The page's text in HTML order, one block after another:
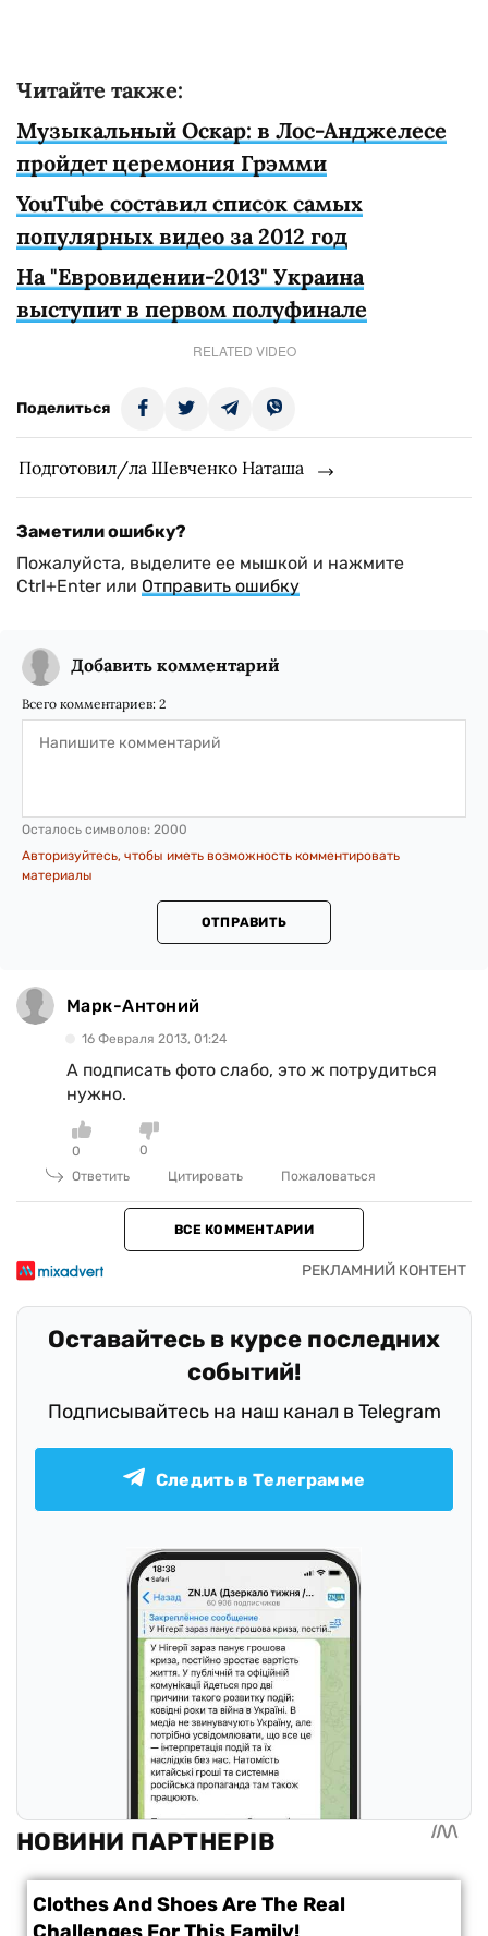
Читайте также:
Музыкальный Оскар: в Лос-Анджелесе
пройдет церемония Грэмми
YouTube составил список самых
популярных видео за 2012 год
На "Евровидении-2013" Украина
выступит в первом полуфинале
RELATED VIDEO
Поделиться
Подготовил/ла Шевченко Наташа
Заметили ошибку?
Пожалуйста, выделите ее мышкой и нажмите
Ctrl+Enter или Отправить ошибку
Добавить комментарий
Всего комментариев: 2
Осталось символов: 2000
Авторизуйтесь, чтобы иметь возможность комментировать
материалы
ОТПРАВИТЬ
Марк-Антоний
16 Февраля 2013, 01:24
А подписать фото слабо, это ж потрудиться
нужно.
0
0
Ответить
Цитировать Пожаловаться
ВСЕ КОММЕНТАРИИ
Оставайтесь в курсе последних
событий!
Подписывайтесь на наш канал в Telegram
Следить в Телеграмме